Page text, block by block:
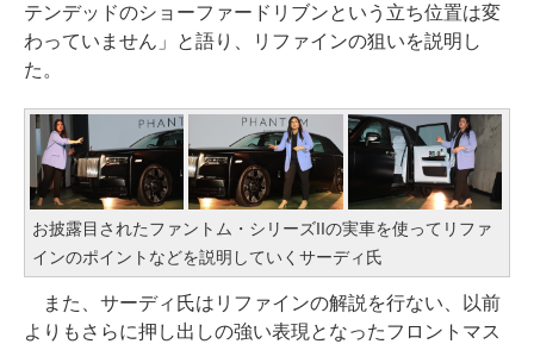
テンデッドのショーファードリブンという立ち位置は変
わっていません」と語り、リファインの狙いを説明し
た。
お披露目されたファントム・シリーズIIの実車を使ってリファ
インのポイントなどを説明していくサーディ氏
また、サーディ氏はリファインの解説を行ない、以前
よりもさらに押し出しの強い表現となったフロントマス